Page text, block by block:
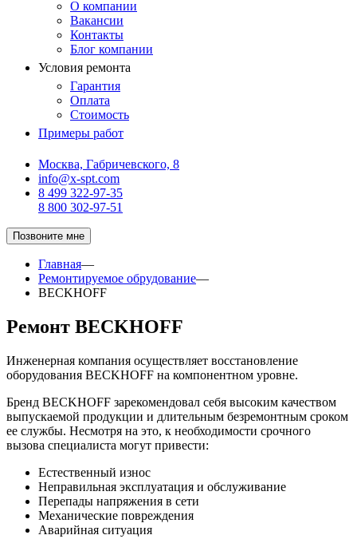
О компании
Вакансии
Контакты
Блог компании
Условия ремонта
Гарантия
Оплата
Стоимость
Примеры работ
Москва, Габричевского, 8
info@x-spt.com
8 499 322-97-35
8 800 302-97-51
Позвоните мне
Главная—
Ремонтируемое обрудование—
BECKHOFF
Ремонт BECKHOFF
Инженерная компания осуществляет восстановление
оборудования BECKHOFF на компонентном уровне.
Бренд BECKHOFF зарекомендовал себя высоким качеством
выпускаемой продукции и длительным безремонтным сроком
ее службы. Несмотря на это, к необходимости срочного
вызова специалиста могут привести:
Естественный износ
Неправильная эксплуатация и обслуживание
Перепады напряжения в сети
Механические повреждения
Аварийная ситуация